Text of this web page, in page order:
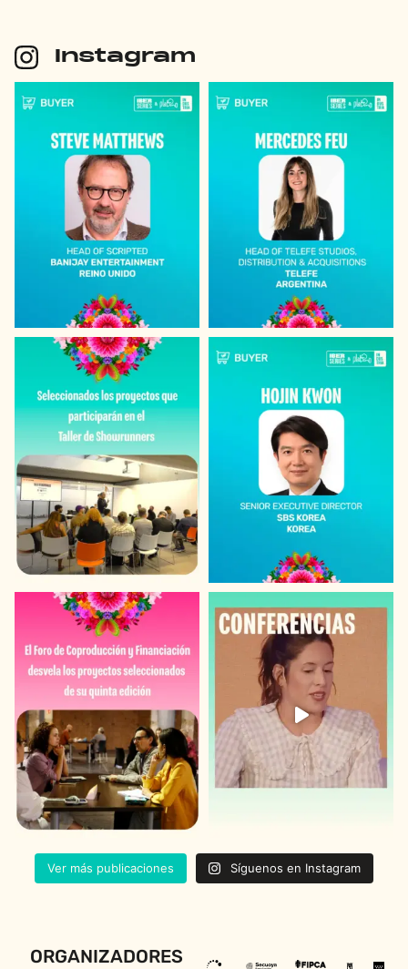
Instagram
Ver más publicaciones Síguenos en Instagram
ORGANIZADORES